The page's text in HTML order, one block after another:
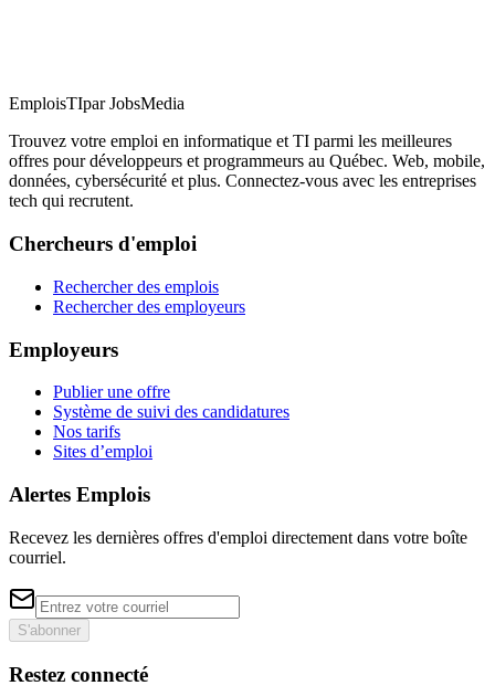
EmploisTIpar JobsMedia
Trouvez votre emploi en informatique et TI parmi les meilleures
offres pour développeurs et programmeurs au Québec. Web, mobile,
données, cybersécurité et plus. Connectez-vous avec les entreprises
tech qui recrutent.
Chercheurs d'emploi
Rechercher des emplois
Rechercher des employeurs
Employeurs
Publier une offre
Système de suivi des candidatures
Nos tarifs
Sites d’emploi
Alertes Emplois
Recevez les dernières offres d'emploi directement dans votre boîte
courriel.
S'abonner
Restez connecté